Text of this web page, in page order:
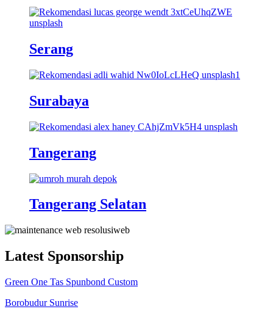
Serang
Surabaya
Tangerang
Tangerang Selatan
Latest Sponsorship
Green One Tas Spunbond Custom
Borobudur Sunrise